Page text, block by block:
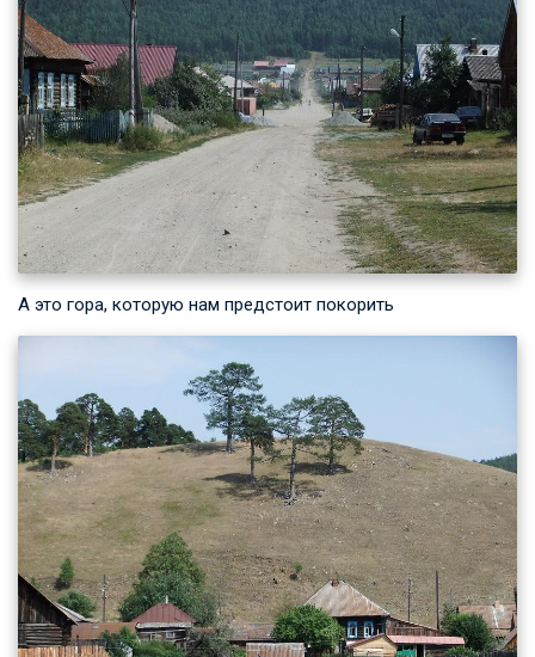
А это гора, которую нам предстоит покорить